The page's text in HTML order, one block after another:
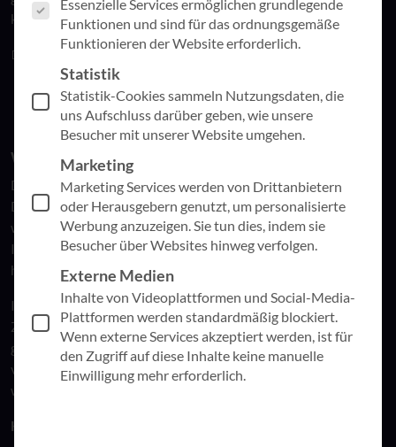
klar, visuell verständlich und individuell anpassbar.
📅 Donnerstag, 23.10.2025 🕒 16:00–17:00 Uhr 📍 Online
Was erwartet Sie?
Die visuelle Aufbereitung und zielgruppengerechte
Darstellung von Daten wird für Unternehmen immer
wichtiger. Doch gerade bei der Einführung von Business-
Intelligence-Lösungen wie Power BI fehlen häufig das Know-
how, die passende Governance oder die nötige Strategie.
In dieser kompakten Online-Session zeigt Ihnen Marion
Ziemke praxisnah, wie Sie Power BI in Ihrem Unternehmen
gewinnbringend einsetzen. Anhand interaktiver Dashboards
vermittelt sie, wie sich datenbasierte Entscheidungen
wirksam unterstützen lassen.
Highlights:
Essenzielle Services ermöglichen grundlegende
Funktionen und sind für das ordnungsgemäße
Funktionieren der Website erforderlich.
Statistik
Statistik-Cookies sammeln Nutzungsdaten, die
uns Aufschluss darüber geben, wie unsere
Besucher mit unserer Website umgehen.
Marketing
Marketing Services werden von Drittanbietern
oder Herausgebern genutzt, um personalisierte
Werbung anzuzeigen. Sie tun dies, indem sie
Besucher über Websites hinweg verfolgen.
Externe Medien
Inhalte von Videoplattformen und Social-Media-
Plattformen werden standardmäßig blockiert.
Wenn externe Services akzeptiert werden, ist für
den Zugriff auf diese Inhalte keine manuelle
Einwilligung mehr erforderlich.